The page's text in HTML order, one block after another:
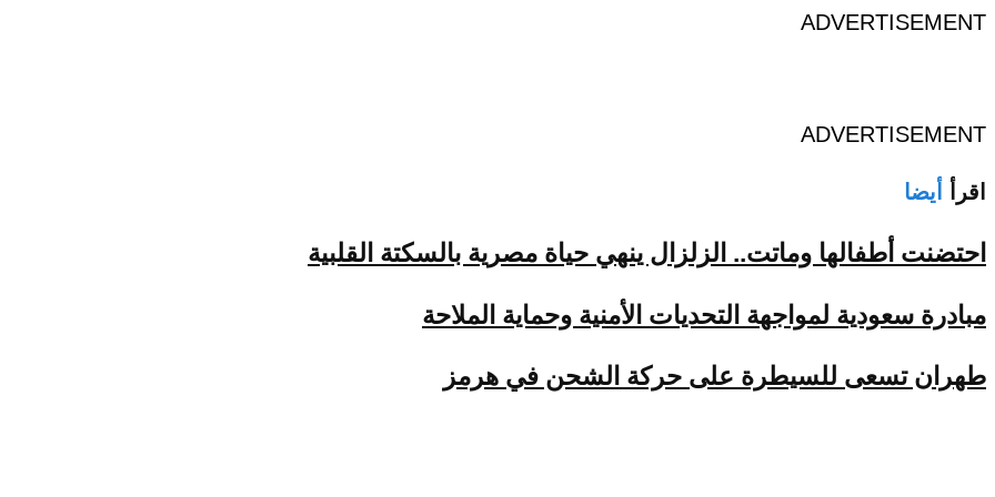
ADVERTISEMENT
ADVERTISEMENT
اقرأ أيضا
احتضنت أطفالها وماتت.. الزلزال ينهي حياة مصرية بالسكتة القلبية
مبادرة سعودية لمواجهة التحديات الأمنية وحماية الملاحة
طهران تسعى للسيطرة على حركة الشحن في هرمز